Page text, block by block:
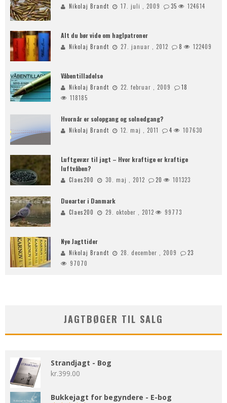
Nikolaj Brandt 17. juli , 2009 35 124614
Alt du bør vide om haglpatroner
Nikolaj Brandt 27. januar , 2012 8 122409
Våbentilladelse
Nikolaj Brandt 22. februar , 2009
18
118185
Hvornår er solopgang og solnedgang?
Nikolaj Brandt 12. maj , 2011 4 107630
Luftgevær til jagt – Hvor kraftige er kraftige
luftvåben?
Claes200 30. maj , 2012 20 101323
Duearter i Danmark
Claes200 29. oktober , 2012 99773
Nye Jagttider
Nikolaj Brandt 28. december , 2009
23
97070
JAGTBØGER TIL SALG
Strandjagt - Bog
kr.399.00
Bukkejagt for begyndere - E-bog